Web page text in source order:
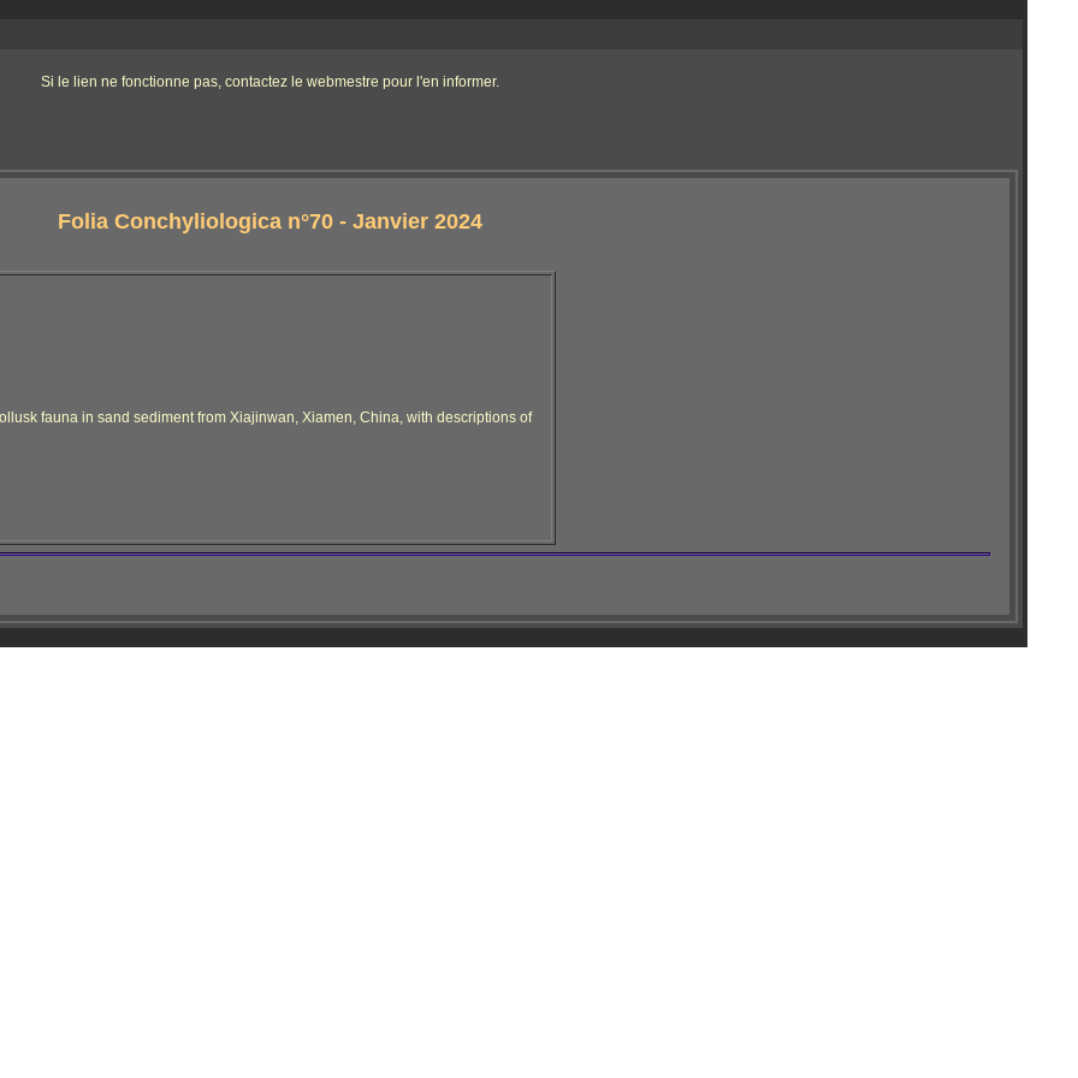
Si le lien ne fonctionne pas, contactez le webmestre pour l'en informer.
Folia Conchyliologica n°70 - Janvier 2024
fauna in sand sediment from Xiajinwan, Xiamen, China, with descriptions of